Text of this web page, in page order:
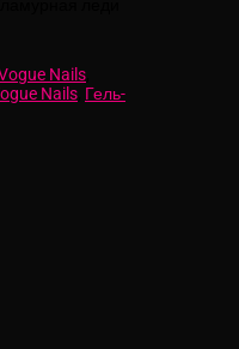
Nails
Nails Гель-